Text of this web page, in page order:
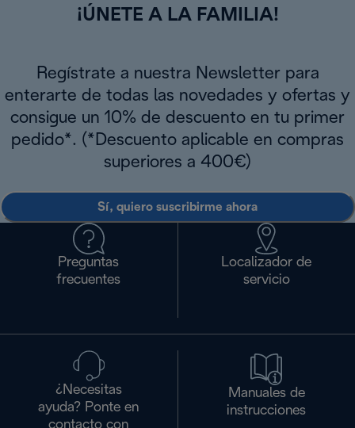
¡ÚNETE A LA FAMILIA!
Regístrate a nuestra Newsletter para
enterarte de todas las novedades y ofertas y
consigue un 10% de descuento en tu primer
pedido*. (*Descuento aplicable en compras
superiores a 400€)
Sí, quiero suscribirme ahora
Preguntas
frecuentes
Localizador de
servicio
¿Necesitas
ayuda? Ponte en
contacto con
Manuales de
instrucciones